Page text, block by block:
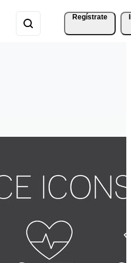
Regístrate